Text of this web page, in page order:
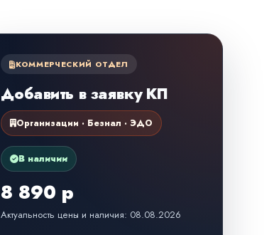
КОММЕРЧЕСКИЙ ОТДЕЛ
Добавить в заявку КП
Организации · Безнал · ЭДО
В наличии
8 890 р
Актуальность цены и наличия: 08.08.2026